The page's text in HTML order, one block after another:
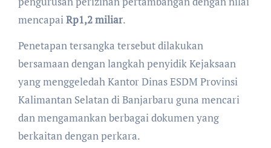
mencapaiRp1,2 miliar.
Penetapan tersangka tersebut dilakukan
bersamaan dengan langkah penyidik Kejaksaan
yang menggeledah Kantor Dinas ESDM Provinsi
Kalimantan Selatan di Banjarbaru guna mencari
dan mengamankan berbagai dokumen yang
berkaitan dengan perkara.